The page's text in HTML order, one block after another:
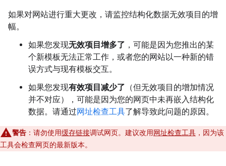
如果对网站进行重大更改，请监控结构化数据无效项目的增
幅。
如果您发现无效项目增多了 ，可能是因为您推出的某
个新模板无法正常工作，或者您的网站以一种新的错
误方式与现有模板交互。
如果您发现有效项目减少了 （但无效项目的增加情况
并不对应），可能是因为您的网页中未再嵌入结构化
数据。请通过网址检查工具了解导致此问题的原因。
警告 ：请勿使用缓存链接调试网页。建议改用网址检查工具 ，因为该
工具会检查网页的最新版本。